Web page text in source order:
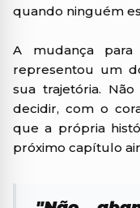
quando ninguém
A mudança
representou um
sua trajetória.
decidir, com o
que a própria
próximo capítulo